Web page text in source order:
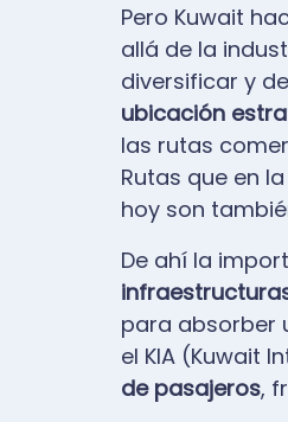
Pero Kuwait
allá de la
diversificar y
ubicación
las rutas
Rutas que en
hoy son
De ahí la
para absorber
el KIA (Kuwait
de pasajeros,